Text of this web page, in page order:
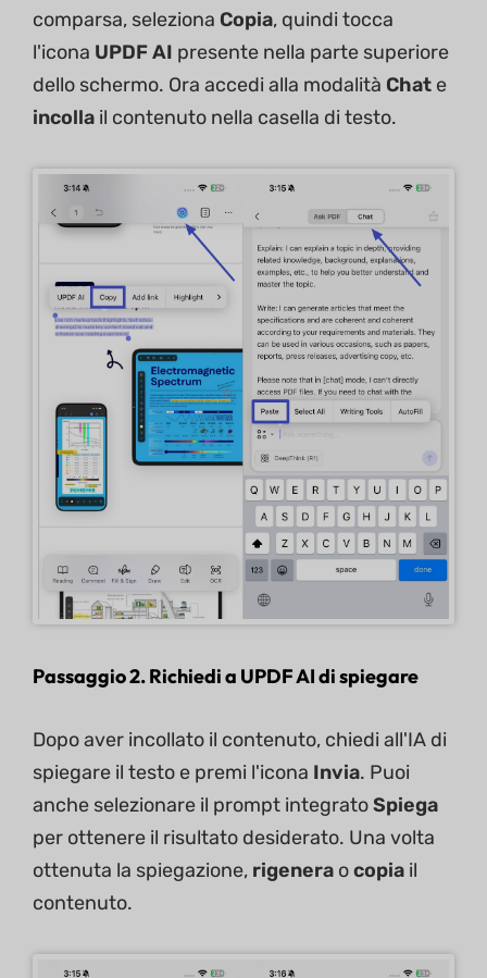
comparsa, seleziona Copia, quindi tocca
l'icona UPDF AI presente nella parte superiore
dello schermo. Ora accedi alla modalità Chat e
incolla il contenuto nella casella di testo.
Passaggio 2. Richiedi a UPDF AI di spiegare
Dopo aver incollato il contenuto, chiedi all'IA di
spiegare il testo e premi l'icona Invia. Puoi
anche selezionare il prompt integratoSpiega
per ottenere il risultato desiderato. Una volta
ottenuta la spiegazione, rigenera ocopia il
contenuto.